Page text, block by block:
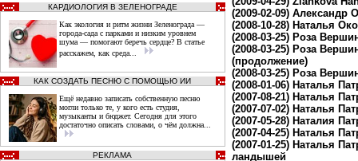
КАРДИОЛОГИЯ В ЗЕЛЕНОГРАДЕ
Как экология и ритм жизни Зеленограда —
города‑сада с парками и низким уровнем
шума — помогают беречь сердце? В статье
расскажем, как среда...
КАК СОЗДАТЬ ПЕСНЮ С ПОМОЩЬЮ ИИ
Ещё недавно записать собственную песню
могли только те, у кого есть студия,
музыканты и бюджет. Сегодня для этого
достаточно описать словами, о чём должна...
РЕКЛАМА
(2009-02-09) Александр
(2008-10-28) Наталья
(2008-03-25) Роза
(2008-03-25) Роза
(продолжение)
(2008-03-25) Роза
(2008-01-06) Наталья
(2007-08-21) Наталья
(2007-07-02) Наталья
(2007-05-28) Наталия
(2007-04-25) Наталья
(2007-01-25) Наталья
ландышей